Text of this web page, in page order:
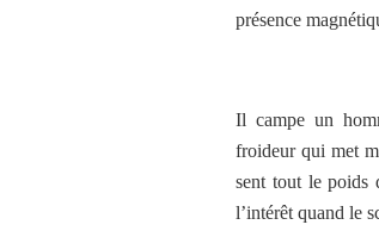
présence
Il campe un
froideur qui met
sent tout le poids
l’intérêt quand le